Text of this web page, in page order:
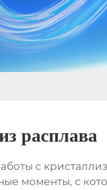
расплава
с
моменты, с